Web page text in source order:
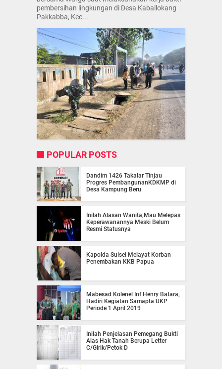
pembersihan lingkungan di Desa Kaballokang
Pakkabba, Kec...
POPULAR POSTS
Dandim 1426 Takalar Tinjau
Progres PembangunanKDKMP di
Desa Kampung Beru
Inilah Alasan Wanita,Mau Melepas
Keperawanannya Meski Belum
Resmi Statusnya
Kapolda Sulsel Melayat Korban
Penembakan KKB Papua
Mabesad Kolenel Inf Henry Batara,
Hadiri Kegiatan Samapta UKP
Periode 1 April 2019
Inilah Penjelasan Pemegang Bukti
Alas Hak Tanah Berupa Letter
C/Girik/Petok D